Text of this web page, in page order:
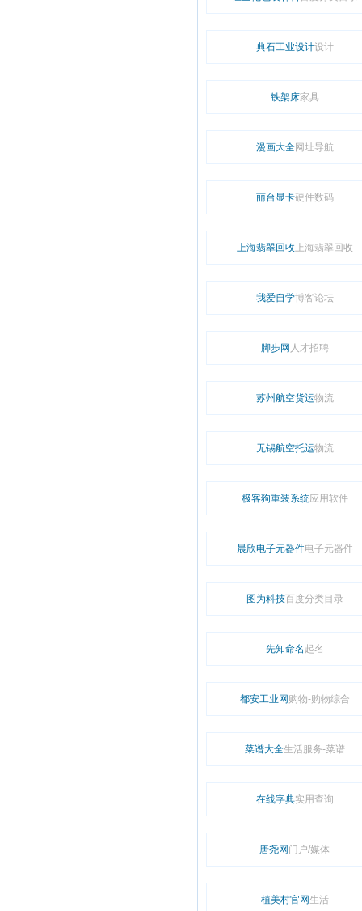
典石工业设计设计
铁架床家具
漫画大全网址导航
丽台显卡硬件数码
上海翡翠回收 上海翡翠回收
我爱自学博客论坛
脚步网 人才招聘
苏州航空货运物流
无锡航空托运物流
极客狗重装系统应用软件
晨欣电子元器件电子元器件
图为科技百度分类目录
先知命名 起名
都安工业网 购物-购物综合
菜谱大全生活服务-菜谱
在线字典实用查询
唐尧网 门户/媒体
植美村官网生活